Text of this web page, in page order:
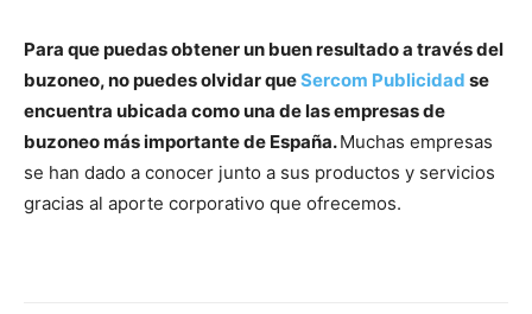
Para que puedas obtener un buen resultado a través del
buzoneo, no puedes olvidar queSercom Publicidad se
encuentra ubicada como una de las empresas de
buzoneo más importante de España.Muchas empresas
se han dado a conocer junto a sus productos y servicios
gracias al aporte corporativo que ofrecemos.